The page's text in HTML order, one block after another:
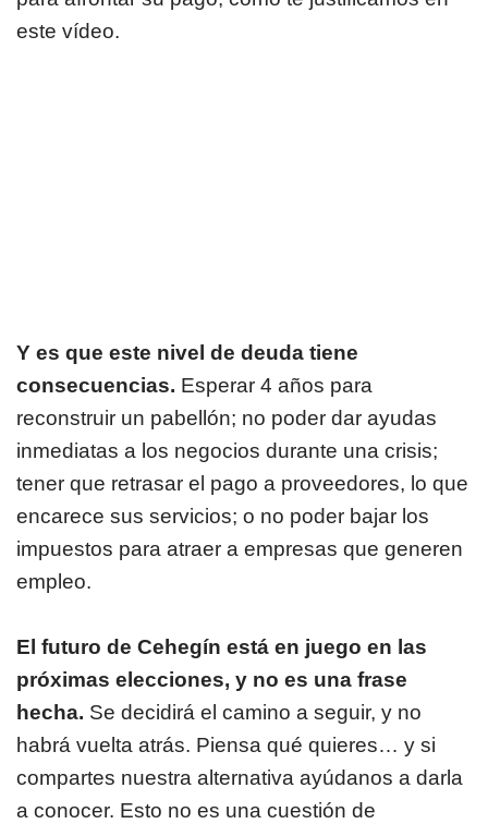
este vídeo.
Y es que este nivel de deuda tiene
consecuencias. Esperar 4 años para
reconstruir un pabellón; no poder dar ayudas
inmediatas a los negocios durante una crisis;
tener que retrasar el pago a proveedores, lo que
encarece sus servicios; o no poder bajar los
impuestos para atraer a empresas que generen
empleo.
El futuro de Cehegín está en juego en las
próximas elecciones, y no es una frase
hecha. Se decidirá el camino a seguir, y no
habrá vuelta atrás. Piensa qué quieres… y si
compartes nuestra alternativa ayúdanos a darla
a conocer. Esto no es una cuestión de